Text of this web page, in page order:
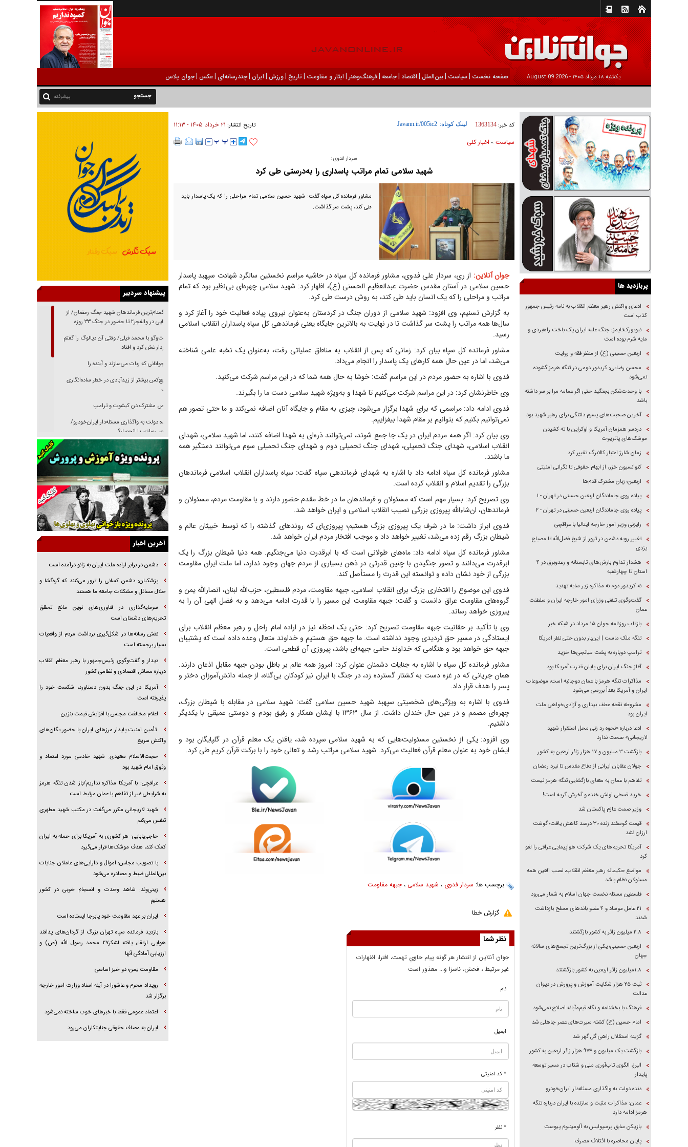
يکشنبه ۱۸ مرداد ۱۴۰۵ - 2026 August 09 صفحه نخست | سیاست |بين‌الملل | اقتصاد |جامعه |فرهنگ‌و‌هنر | ایثار و مقاومت |تاریخ |ورزش | ايران |چندرسانه‌ای |عکس |جوان پلاس
پیشرفته
کد خبر: 1363134 لینک کوتاه: تاریخ انتشار: ۲۱ خرداد ۱۴۰۵ - ۱۱:۱۳
سیاست» اخبار کلی
سردار فدوی:
شهید سلامی تمام مراتب پاسداری را به‌درستی طی کرد
مشاور فرمانده کل سپاه گفت: شهید حسین سلامی تمام مراحلی را که یک پاسدار باید
طی کند، پشت سر گذاشت.
جوان آنلاین: از ری، سردار علی فدوی، مشاور فرمانده کل سپاه در حاشیه مراسم نخستین سالگرد شهادت سپهبد پاسدار
حسین سلامی در آستان مقدس حضرت عبدالعظیم الحسنی (ع)، اظهار کرد: شهید سلامی چهره‌ای بی‌نظیر بود که تمام
مراتب و مراحلی را که یک انسان باید طی کند، به روش درست طی کرد.
به گزارش تسنیم، وی افزود: شهید سلامی از دوران جنگ در کردستان به‌عنوان نیروی پیاده فعالیت خود را آغاز کرد و
سال‌ها همه مراتب را پشت سر گذاشت تا در نهایت به بالاترین جایگاه یعنی فرماندهی کل سپاه پاسداران انقلاب اسلامی
رسید.
مشاور فرمانده کل سپاه بیان کرد: زمانی که پس از انقلاب به مناطق عملیاتی رفت، به‌عنوان یک نخبه علمی شناخته
می‌شد، اما در عین حال همه کار‌های یک پاسدار را انجام می‌داد.
فدوی با اشاره به حضور مردم در این مراسم گفت: خوشا به حال همه شما که در این مراسم شرکت می‌کنید.
وی خاطرنشان کرد: در این مراسم شرکت می‌کنیم تا شهدا و به‌ویژه شهید سلامی دست ما را بگیرند.
فدوی ادامه داد: مراسمی که برای شهدا برگزار می‌شود، چیزی به مقام و جایگاه آنان اضافه نمی‌کند و ما حتی تصور هم
نمی‌توانیم بکنیم که بتوانیم بر مقام شهدا بیفزاییم.
وی بیان کرد: اگر همه مردم ایران در یک جا جمع شوند، نمی‌توانند ذره‌ای به شهدا اضافه کنند، اما شهید سلامی، شهدای
انقلاب اسلامی، شهدای جنگ تحمیلی، شهدای جنگ تحمیلی دوم و شهدای جنگ تحمیلی سوم می‌توانند دستگیر همه
ما باشند.
مشاور فرمانده کل سپاه ادامه داد با اشاره به شهدای فرماندهی سپاه گفت: سپاه پاسداران انقلاب اسلامی فرماندهان
بزرگی را تقدیم اسلام و انقلاب کرده است.
وی تصریح کرد: بسیار مهم است که مسئولان و فرماندهان ما در خط مقدم حضور دارند و با مقاومت مردم، مسئولان و
فرماندهان، ان‌شاءالله پیروزی بزرگی نصیب انقلاب اسلامی و ایران خواهد شد.
فدوی ابراز داشت: ما در شرف یک پیروزی بزرگ هستیم؛ پیروزی‌ای که روند‌های گذشته را که توسط خبیثان عالم و
شیطان بزرگ رقم زده می‌شد، تغییر خواهد داد و موجب افتخار مردم ایران خواهد شد.
مشاور فرمانده کل سپاه ادامه داد: ماه‌های طولانی است که با ابرقدرت دنیا می‌جنگیم. همه دنیا شیطان بزرگ را یک
ابرقدرت می‌دانند و تصور جنگیدن با چنین قدرتی در ذهن بسیاری از مردم جهان وجود ندارد، اما ملت ایران مقاومت
بزرگی از خود نشان داده و توانسته این قدرت را مستأصل کند.
فدوی این موضوع را افتخاری بزرگ برای انقلاب اسلامی، جبهه مقاومت، مردم فلسطین، حزب‌الله لبنان، انصارالله یمن و
گروه‌های مقاومت عراق دانست و گفت: جبهه مقاومت این مسیر را با قدرت ادامه می‌دهد و به فضل الهی آن را به
پیروزی خواهد رساند.
وی با تأکید بر حقانیت جبهه مقاومت تصریح کرد: حتی یک لحظه نیز در اراده امام راحل و رهبر معظم انقلاب برای
ایستادگی در مسیر حق تردیدی وجود نداشته است. ما جبهه حق هستیم و خداوند متعال وعده داده است که پشتیبان
جبهه حق خواهد بود و هنگامی که خداوند حامی جبهه‌ای باشد، پیروزی آن قطعی است.
مشاور فرمانده کل سپاه با اشاره به جنایات دشمنان عنوان کرد: امروز همه عالم بر باطل بودن جبهه مقابل اذعان دارند.
همان جریانی که در غزه دست به کشتار گسترده زد، در جنگ با ایران نیز کودکان بی‌گناه، از جمله دانش‌آموزان دختر و
پسر را هدف قرار داد.
فدوی با اشاره به ویژگی‌های شخصیتی سپهبد شهید حسین سلامی گفت: شهید سلامی در مقابله با شیطان بزرگ،
چهره‌ای مصمم و در عین حال خندان داشت. از سال ۱۳۶۳ با ایشان همکار و رفیق بودم و دوستی عمیقی با یکدیگر
داشتیم.
وی افزود: یکی از نخستین مسئولیت‌هایی که به شهید سلامی سپرده شد، یافتن یک معلم قرآن در گلپایگان بود و
ایشان خود به عنوان معلم قرآن فعالیت می‌کرد. شهید سلامی مراتب رشد و تعالی خود را با برکت قرآن کریم طی کرد.
برچسب ها: سردار فدوی ، شهید سلامی ،جبهه مقاومت
گزارش خطا
نظر شما
جوان آنلاين از انتشار هر گونه پيام حاوي تهمت، افترا، اظهارات
غير مرتبط ، فحش، ناسزا و... معذور است
نام
ایمیل
* کد امنیتی
* نظر
پربازدید ها
ادعای واکنش رهبر معظم انقلاب به نامه رئیس جمهور
کذب است
نیویورک‌تایمز: جنگ علیه ایران یک باخت راهبردی و
مایه شرم بوده است
اربعین حسینی (ع) از منظر فقه و روایت
محسن رضایی: کریدور دومی در تنگه هرمز گشوده
نمی‌شود
با وحدت‌شکن بجنگید حتی اگر عمامه مرا بر سر داشته
باشد
آخرین صحبت‌های پسرم دلتنگی برای رهبر شهید بود
دردسر همزمان آمریکا و اوکراین با ته کشیدن
موشک‌های پاتریوت
زمان شارژ اعتبار کالابرگ تغییر کرد
کنوانسیون خزر، از ابهام حقوقی تا نگرانی امنیتی
اربعین؛ زبان مشترک قدم‌ها
پیاده روی جاماندگان اربعین حسینی در تهران - ۱
پیاده روی جاماندگان اربعین حسینی در تهران - ۲
رایزنی وزیر امور خارجه ایتالیا با عراقچی
تغییر رویه دشمن در ترور از شیخ فضل‌الله تا مصباح
یزدی
هشدار تداوم بارش‌های تابستانه و رعدوبرق در ۴
استان تا چهارشنبه
نه کریدور دوم نه مذاکره زیر سایه تهدید
گفت‌وگوی تلفنی وزرای امور خارجه ایران و سلطنت
عمان
بازتاب روزنامه جوان ۱۵ مرداد در شبکه خبر
تنگه ملک ماست | این‌بار بدون حتی نظر امریکا
ترامپ دوباره به پشت میانجی‌ها خزید
آغاز جنگ ایران برای پایان قدرت آمریکا بود
مذاکرات تنگه هرمز با عمان دوجانبه است؛ موضوعات
ایران و آمریکا بعداً بررسی می‌شود
مشروطه نقطه عطف بیداری و آزادی‌خواهی ملت
ایران بود
ادعا درباره «نحوه رد زنی محل استقرار شهید
لاریجانی» صحت ندارد
بازگشت ۳ میلیون و ۱۷ هزار زائر اربعین به کشور
جولان عقابان ایرانی از دفاع مقدس تا نبرد رمضان
تفاهم با عمان به معنای بازگشایی تنگه هرمز نیست
خرید قسطی اولش خنده و آخرش گریه است!
وزیر صمت عازم پاکستان شد
قیمت گوسفند زنده ۳۰ درصد کاهش یافت؛ گوشت
ارزان نشد
آمریکا تحریم‌های یک شرکت هواپیمایی عراقی را لغو
کرد
مواضع حکیمانه رهبر معظم انقلاب، نصب العین همه
مسئولان نظام باشد
فلسطین مسئله نخست جهان اسلام به شمار می‌رود
۲۱ عامل موساد و ۴ عضو باند‌های مسلح بازداشت
شدند
۲.۸ میلیون زائر به کشور بازگشتند
اربعین حسینی؛ یکی از بزرگ‌ترین تجمع‌های سالانه
جهان
۱.۸میلیون زائر اربعین به کشور بازگشتند
ثبت ۲۵ هزار شکایت آموزش و پرورش در دیوان
عدالت
فرهنگ با بخشنامه و نگاه قیم‌مآبانه اصلاح نمی‌شود
امام حسین (ع) کشته سیرت‌های عصر جاهلی شد
گزینه استقلال راهی گل گهر شد
بازگشت یک میلیون و ۹۷۴ هزار زائر اربعین به کشور
البرز، الگوی تاب‌آوری ملی و شتاب در مسیر توسعه
پایدار
دنده دولت به واگذاری مسئله‌دار ایران‌خودرو
عمان: مذاکرات مثبت و سازنده با ایران درباره تنگه
هرمز ادامه دارد
بازیکن سابق پرسپولیس به آلومینیوم پیوست
پایان محاصره با ائتلاف مصرف
پیشنهاد سردبیر
از گمنام‌ترین فرماندهان شهید جنگ رمضان/ از
شناسایی در والفجر۲ تا حضور در جنگ ۳۳ روزه
گفت‌وگو با محمد فیلی/ وقتی آن دیالوگ را گفتم
فیلمبردار غش کرد و افتاد
نوجوانانی که ربات می‌سازند و آینده را
هیچ‌کس بیشتر از زیدآبادی در خطر ساده‌انگاری
نیست
رقص مشترک دن کیشوت و ترامپ
دنده دولت به واگذاری مسئله‌دار ایران‌خودرو/
خصوصی‌سازی یا انحصار؟
غریزه‌ی بقا و آقای باقی و رفقا
جراحی‌های زیبایی با مدرک فوق‌دیپلم! + گفت‌وگو
با متهم
گفت‌وگو با همسر یکی از شهدای جنگ رمضان/
پیکر بی‌سر شهید را از انگشت‌های پا شناسایی کردیم
نسلی که آنلاین الگو می‌گیرد
گفت‌وگو با آیت‌الله جاودان/ جفای مخالفان مکانت
معنوی رهبر شهید را ارتقا می‌داد
قصه ناتمام سرویس مدارس
آیا مقاومت فلسطین خلع‌سلاح می‌شود؟
آخرین اخبار
دشمن در برابر اراده ملت ایران به زانو درآمده است
پزشکیان: دشمن کسانی را ترور می‌کنند که گره‌گشا و
حلال مسائل و مشکلات جامعه ما هستند
سرمایه‌گذاری در فناوری‌های نوین مانع تحقق
تحریم‌های دشمنان است
نقش رسانه‌ها در شکل‌گیری برداشت مردم از واقعیات
بسیار برجسته است
دیدار و گفت‌وگوی رئیس‌جمهور با رهبر معظم انقلاب
درباره مسائل اقتصادی و نظامی کشور
آمریکا در این جنگ بدون دستاورد، شکست خود را
پذیرفته است
اعلام مخالفت مجلس با افزایش قیمت بنزین
تأمین امنیت پایدار مرزهای ایران با حضور یگان‌های
واکنش سریع
حجت‌الاسلام سعیدی: شهید خادمی مورد اعتماد و
وثوق امام شهید بود
عراقچی: با آمریکا مذاکره نداریم/باز شدن تنگه هرمز
به شرایطی غیر از تفاهم با عمان مرتبط است
شهید لاریجانی مکرر می‌گفت در مکتب شهید مطهری
تنفس می‌کنم
حاجی‌بابایی: هر کشوری به آمریکا برای حمله به ایران
کمک کند، هدف موشک‌ها قرار می‌گیرد
با تصویب مجلس؛ اموال و دارایی‌های عاملان جنایات
بین‌المللی ضبط و مصادره می‌شود
زینی‌وند: شاهد وحدت و انسجام خوبی در کشور
هستیم
ایران بر عهد مقاومت خود پابرجا ایستاده است
بازدید فرمانده سپاه تهران بزرگ از گردان‌های پدافند
هوایی ارتقاء یافته لشکر۲۷ محمد رسول الله (ص) و
ارزیابی آمادگی آنها
مقاومت یمن؛ دو خیز اساسی
رویداد محرم و عاشورا در آینه اسناد وزارت امور خارجه
برگزار شد
اعتماد عمومی فقط با خبرهای خوب ساخته نمی‌شود
ایران به مصاف حقوقی جنایتکاران می‌رود